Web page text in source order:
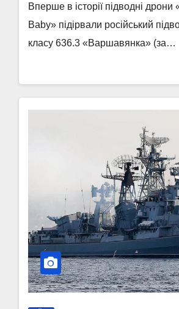
Вперше в історії підводні дрони
Baby» підірвали російський
класу 636.3 «Варшавянка» (за…